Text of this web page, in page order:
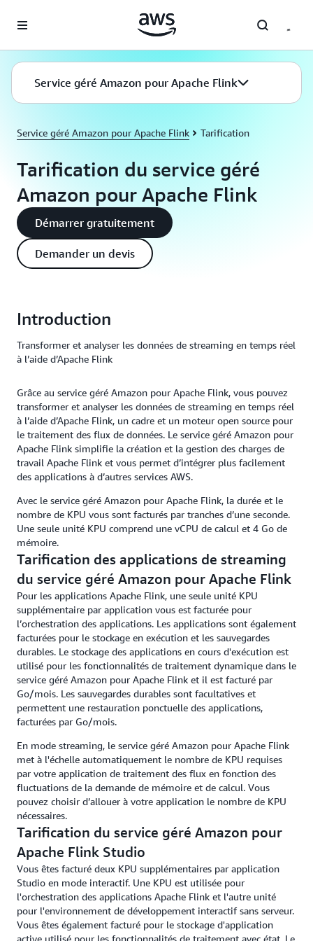
Service géré Amazon pour Apache Flink
Service géré Amazon pour Apache Flink Tarification
Tarification du service géré
Amazon pour Apache Flink
Démarrer gratuitement
Demander un devis
Introduction
Transformer et analyser les données de streaming en temps réel
à l’aide d’Apache Flink
Grâce au service géré Amazon pour Apache Flink, vous pouvez
transformer et analyser les données de streaming en temps réel
à l’aide d’Apache Flink, un cadre et un moteur open source pour
le traitement des flux de données. Le service géré Amazon pour
Apache Flink simplifie la création et la gestion des charges de
travail Apache Flink et vous permet d’intégrer plus facilement
des applications à d’autres services AWS.
Avec le service géré Amazon pour Apache Flink, la durée et le
nombre de KPU vous sont facturés par tranches d’une seconde.
Une seule unité KPU comprend une vCPU de calcul et 4 Go de
mémoire.
Tarification des applications de streaming
du service géré Amazon pour Apache Flink
Pour les applications Apache Flink, une seule unité KPU
supplémentaire par application vous est facturée pour
l’orchestration des applications. Les applications sont également
facturées pour le stockage en exécution et les sauvegardes
durables. Le stockage des applications en cours d'exécution est
utilisé pour les fonctionnalités de traitement dynamique dans le
service géré Amazon pour Apache Flink et il est facturé par
Go/mois. Les sauvegardes durables sont facultatives et
permettent une restauration ponctuelle des applications,
facturées par Go/mois.
En mode streaming, le service géré Amazon pour Apache Flink
met à l'échelle automatiquement le nombre de KPU requises
par votre application de traitement des flux en fonction des
fluctuations de la demande de mémoire et de calcul. Vous
pouvez choisir d’allouer à votre application le nombre de KPU
nécessaires.
Tarification du service géré Amazon pour
Apache Flink Studio
Vous êtes facturé deux KPU supplémentaires par application
Studio en mode interactif. Une KPU est utilisée pour
l'orchestration des applications Apache Flink et l'autre unité
pour l'environnement de développement interactif sans serveur.
Vous êtes également facturé pour le stockage d'application
active utilisé pour les fonctionnalités de traitement avec état. Le